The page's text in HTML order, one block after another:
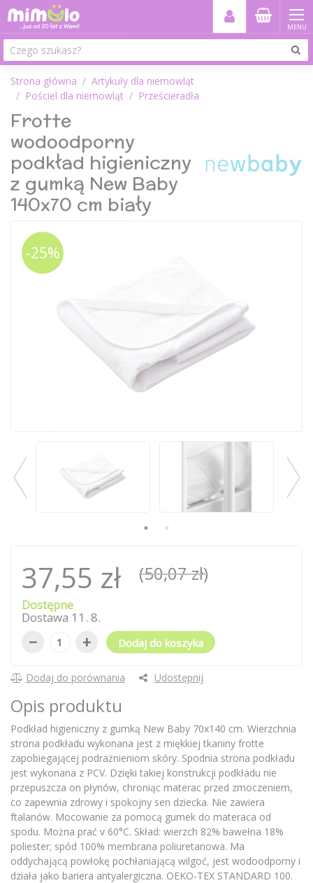
MENU
Strona główna
Artykuły dla niemowląt
Pościel dla niemowląt
Prześcieradła
Frotte
wodoodporny
podkład higieniczny
z gumką New Baby
140x70 cm biały
-25%
37,55 zł (50,07 zł)
Dostępne
Dostawa 11 . 8.
− + Dodaj do koszyka
Dodaj do porównania Udostępnij
Opis produktu
Podkład higieniczny z gumką New Baby 70x140 cm. Wierzchnia
strona podkładu wykonana jest z miękkiej tkaniny frotte
zapobiegającej podrażnieniom skóry. Spodnia strona podkładu
jest wykonana z PCV. Dzięki takiej konstrukcji podkładu nie
przepuszcza on płynów, chroniąc materac przed zmoczeniem,
co zapewnia zdrowy i spokojny sen dziecka. Nie zawiera
ftalanów. Mocowanie za pomocą gumek do materaca od
spodu. Można prać v 60°C. Skład: wierzch 82% bawełna 18%
poliester; spód 100% membrana poliuretanowa. Ma
oddychającą powłokę pochłaniającą wilgoć, jest wodoodporny i
działa jako bariera antyalergiczna. OEKO-TEX STANDARD 100.